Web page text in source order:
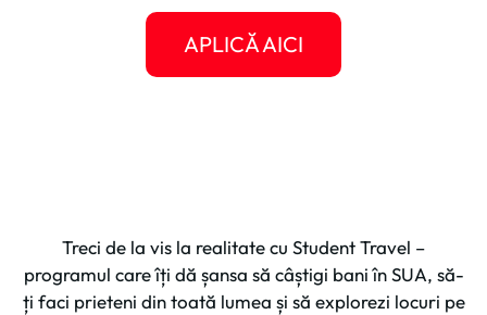
APLICĂ AICI
Treci de la vis la realitate cu Student Travel –
programul care îți dă șansa să câștigi bani în SUA, să-
ți faci prieteni din toată lumea și să explorezi locuri pe